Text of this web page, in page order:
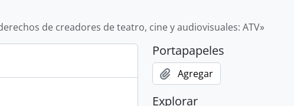
de creadores de teatro, cine y audiovisuales: ATV»
Portapapeles
Agregar
Explorar